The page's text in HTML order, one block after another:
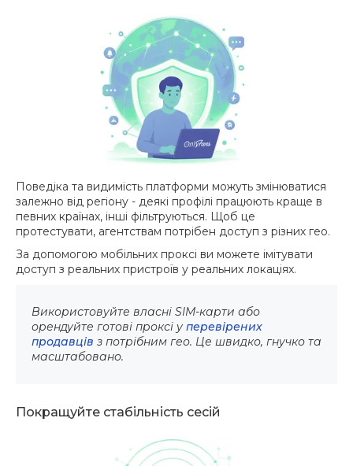
Поведіка та видимість платформи можуть змінюватися
залежно від регіону - деякі профілі працюють краще в
певних країнах, інші фільтруються. Щоб це
протестувати, агентствам потрібен доступ з різних гео.
За допомогою мобільних проксі ви можете імітувати
доступ з реальних пристроїв у реальних локаціях.
Використовуйте власні SIM-карти або
орендуйте готові проксі у перевірених
продавців з потрібним гео. Це швидко, гнучко та
масштабовано.
Покращуйте стабільність сесій